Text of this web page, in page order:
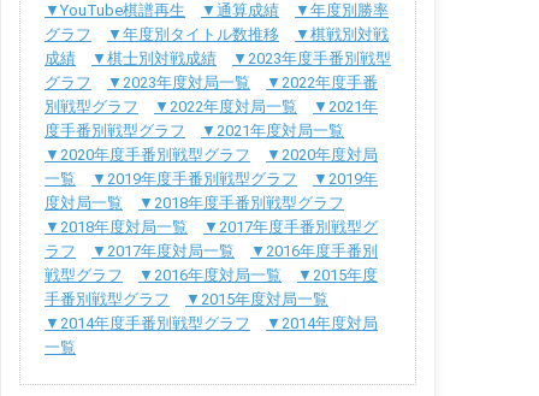
▼YouTube棋譜再生 ▼通算成績
▼年度別勝率
グラフ
▼年度別タイトル数推移
▼棋戦別対戦
成績
▼棋士別対戦成績
▼2023年度手番別戦型
グラフ
▼2023年度対局一覧
▼2022年度手番
別戦型グラフ
▼2022年度対局一覧
▼2021年
度手番別戦型グラフ
▼2021年度対局一覧
▼2020年度手番別戦型グラフ
▼2020年度対局
一覧
▼2019年度手番別戦型グラフ
▼2019年
度対局一覧
▼2018年度手番別戦型グラフ
▼2018年度対局一覧
▼2017年度手番別戦型グ
ラフ
▼2017年度対局一覧
▼2016年度手番別
戦型グラフ
▼2016年度対局一覧
▼2015年度
手番別戦型グラフ
▼2015年度対局一覧
▼2014年度手番別戦型グラフ
▼2014年度対局
一覧